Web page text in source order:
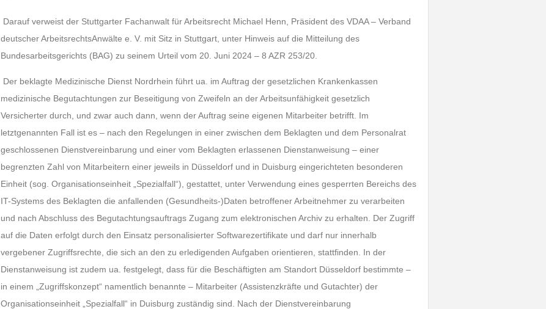
Darauf verweist der Stuttgarter Fachanwalt für Arbeitsrecht Michael Henn, Präsident des VDAA – Verband
deutscher ArbeitsrechtsAnwälte e. V. mit Sitz in Stuttgart, unter Hinweis auf die Mitteilung des
Bundesarbeitsgerichts (BAG) zu seinem Urteil vom 20. Juni 2024 – 8 AZR 253/20.
Der beklagte Medizinische Dienst Nordrhein führt ua. im Auftrag der gesetzlichen Krankenkassen
medizinische Begutachtungen zur Beseitigung von Zweifeln an der Arbeitsunfähigkeit gesetzlich
Versicherter durch, und zwar auch dann, wenn der Auftrag seine eigenen Mitarbeiter betrifft. Im
letztgenannten Fall ist es – nach den Regelungen in einer zwischen dem Beklagten und dem Personalrat
geschlossenen Dienstvereinbarung und einer vom Beklagten erlassenen Dienstanweisung – einer
begrenzten Zahl von Mitarbeitern einer jeweils in Düsseldorf und in Duisburg eingerichteten besonderen
Einheit (sog. Organisationseinheit „Spezialfall“), gestattet, unter Verwendung eines gesperrten Bereichs des
IT-Systems des Beklagten die anfallenden (Gesundheits-)Daten betroffener Arbeitnehmer zu verarbeiten
und nach Abschluss des Begutachtungsauftrags Zugang zum elektronischen Archiv zu erhalten. Der Zugriff
auf die Daten erfolgt durch den Einsatz personalisierter Softwarezertifikate und darf nur innerhalb
vergebener Zugriffsrechte, die sich an den zu erledigenden Aufgaben orientieren, stattfinden. In der
Dienstanweisung ist zudem ua. festgelegt, dass für die Beschäftigten am Standort Düsseldorf bestimmte –
in einem „Zugriffskonzept“ namentlich benannte – Mitarbeiter (Assistenzkräfte und Gutachter) der
Organisationseinheit „Spezialfall“ in Duisburg zuständig sind. Nach der Dienstvereinbarung